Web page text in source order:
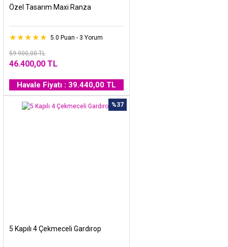
Özel Tasarım Maxi Ranza
5.0 Puan - 3 Yorum
59.900,00 TL
46.400,00 TL
Havale Fiyatı : 39.440,00 TL
%37
5 Kapılı 4 Çekmeceli Gardırop